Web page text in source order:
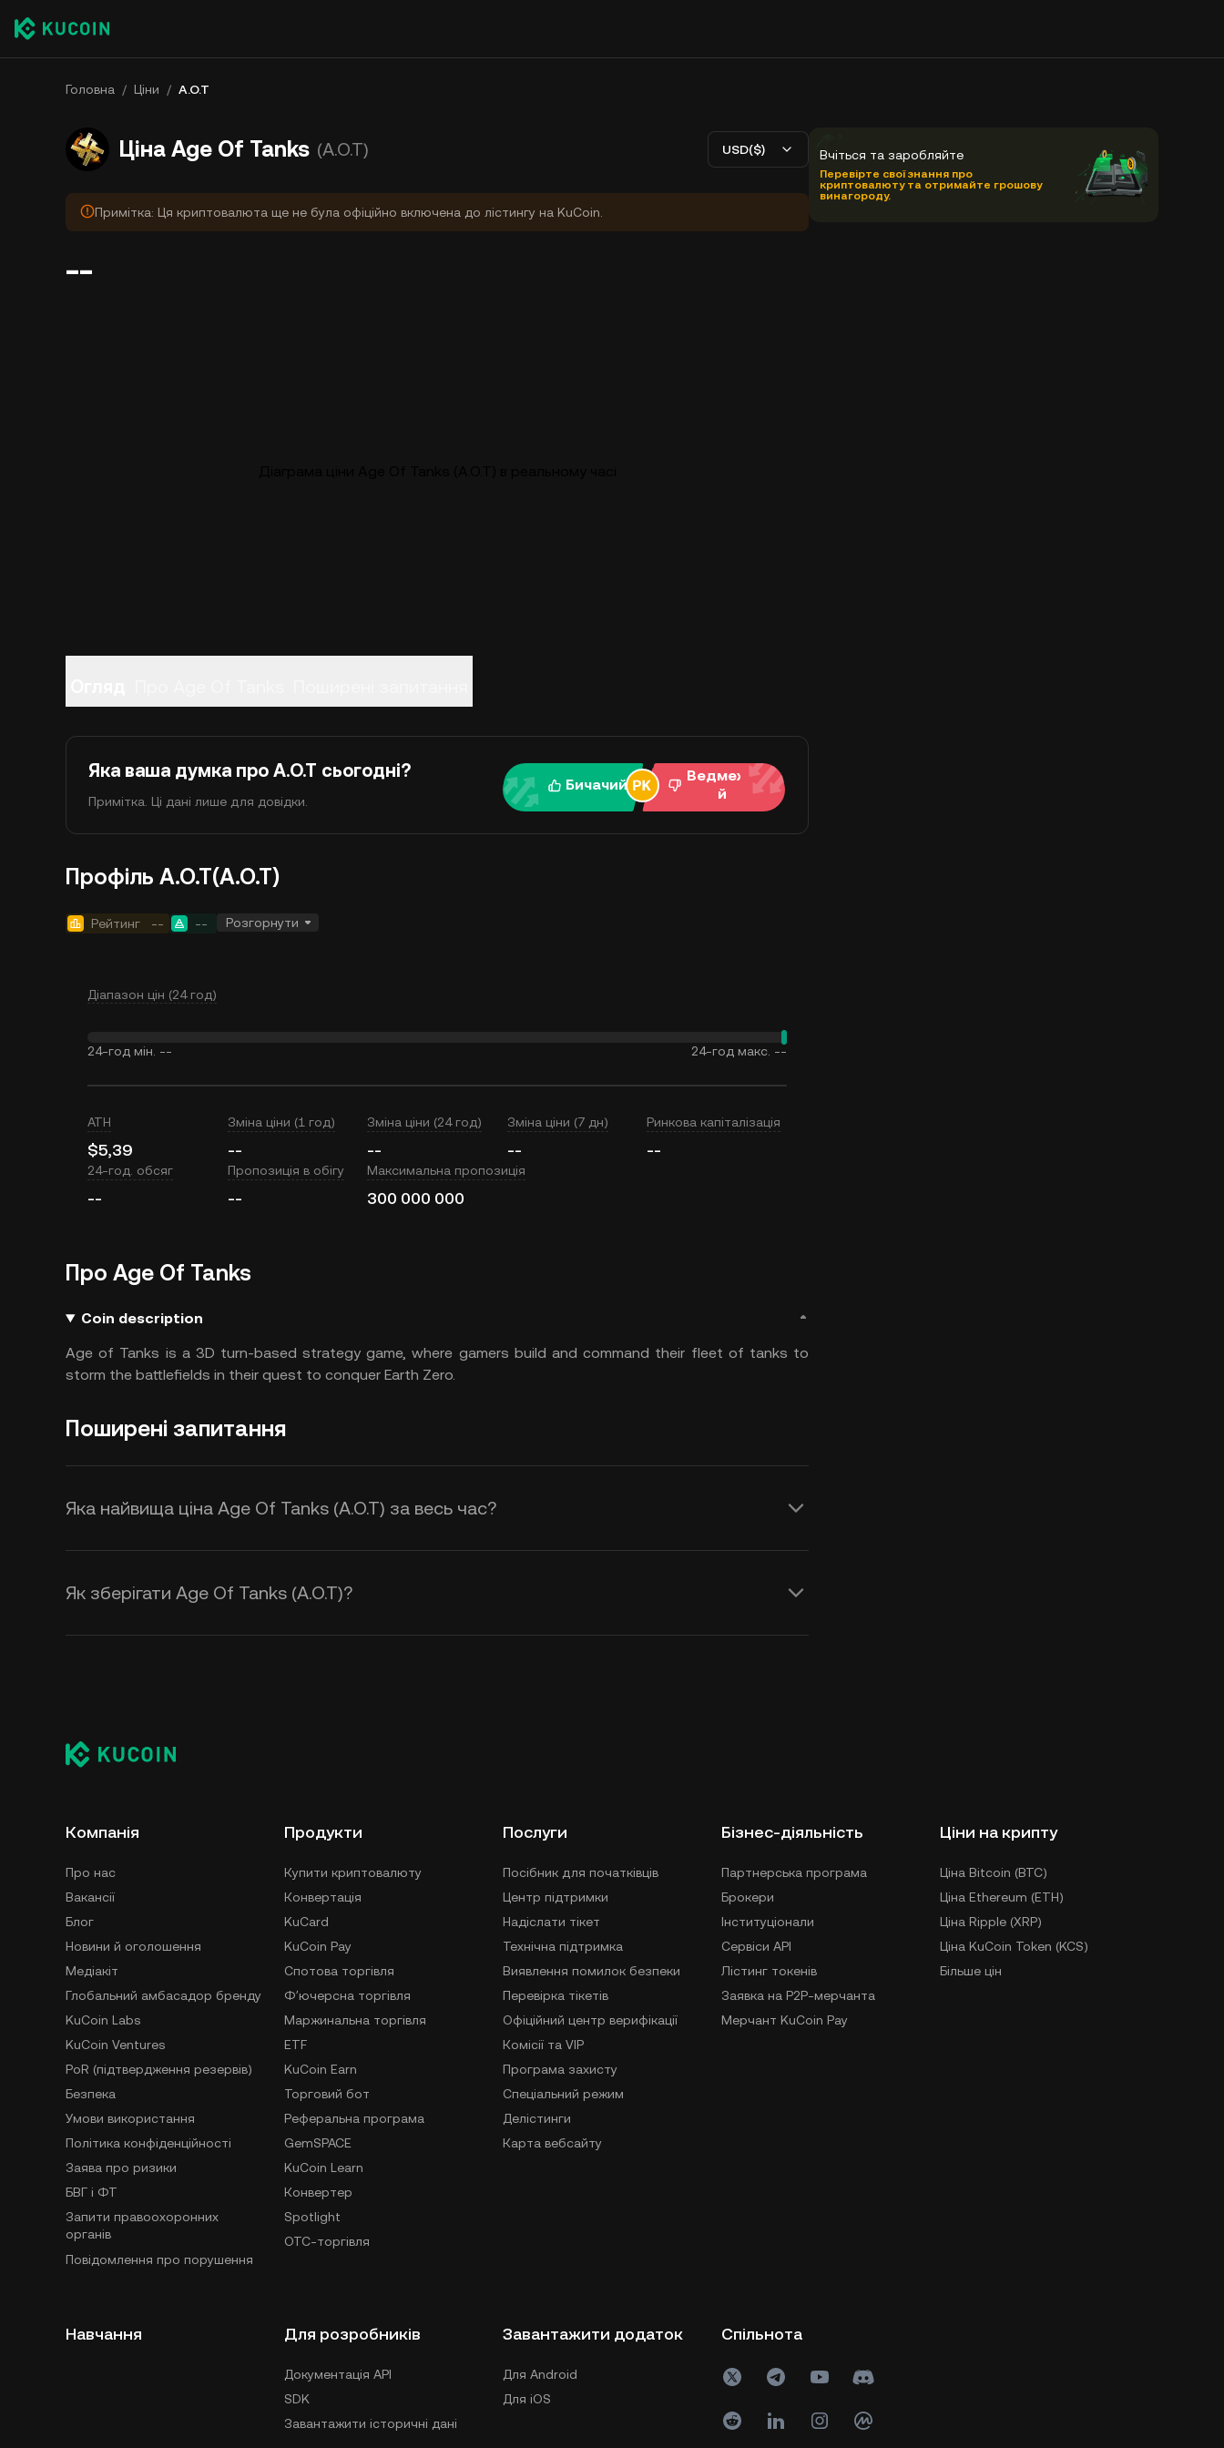
Головна / Ціни / A.O.T
Ціна Age Of Tanks (A.O.T) USD($)
Примітка: Ця криптовалюта ще не була офіційно включена до лістингу на KuCoin.
--
Яка ваша думка про A.O.T сьогодні?
Примітка. Ці дані лише для довідки.
Бичачий
Ведмежи
й
Профіль A.O.T(A.O.T)
Рейтинг -- -- Розгорнути
Діапазон цін (24 год)
24-год мін. -- 24-год макс. --
ATH
$5,39
Зміна ціни (1 год)
--
Зміна ціни (24 год)
--
Зміна ціни (7 дн)
--
Ринкова капіталізація
--
24-год. обсяг
--
Пропозиція в обігу
--
Максимальна пропозиція
300 000 000
Про Age Of Tanks
Coin description
Age of Tanks is a 3D turn-based strategy game, where gamers build and command their fleet of tanks to
storm the battlefields in their quest to conquer Earth Zero.
Поширені запитання
Яка найвища ціна Age Of Tanks (A.O.T) за весь час?
Як зберігати Age Of Tanks (A.O.T)?
Вчіться та заробляйте
Перевірте свої знання про
криптовалюту та отримайте грошову
винагороду.
Компанія
Про нас
Вакансії
Блог
Новини й оголошення
Медіакіт
Глобальний амбасадор бренду
KuCoin Labs
KuCoin Ventures
PoR (підтвердження резервів)
Безпека
Умови використання
Політика конфіденційності
Заява про ризики
БВГ і ФТ
Запити правоохоронних
органів
Повідомлення про порушення
Продукти
Купити криптовалюту
Конвертація
KuCard
KuCoin Pay
Спотова торгівля
Фʼючерсна торгівля
Маржинальна торгівля
ETF
KuCoin Earn
Торговий бот
Реферальна програма
GemSPACE
KuCoin Learn
Конвертер
Spotlight
OTC-торгівля
Послуги
Посібник для початківців
Центр підтримки
Надіслати тікет
Технічна підтримка
Виявлення помилок безпеки
Перевірка тікетів
Офіційний центр верифікації
Комісії та VIP
Програма захисту
Спеціальний режим
Делістинги
Карта вебсайту
Бізнес-діяльність
Партнерська програма
Брокери
Інституціонали
Сервіси API
Лістинг токенів
Заявка на P2P-мерчанта
Мерчант KuCoin Pay
Ціни на крипту
Ціна Bitcoin (BTC)
Ціна Ethereum (ETH)
Ціна Ripple (XRP)
Ціна KuCoin Token (KCS)
Більше цін
Навчання Для розробників
Документація API
SDK
Завантажити історичні дані
Завантажити додаток
Для Android
Для iOS
Спільнота